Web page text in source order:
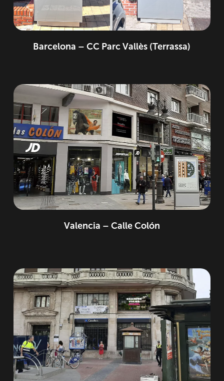
Barcelona – CC Parc Vallès (Terrassa)
Valencia – Calle Colón